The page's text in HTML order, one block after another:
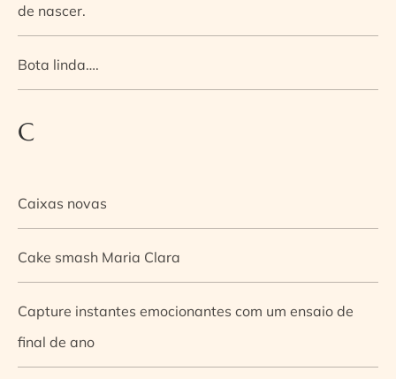
de nascer.
Bota linda….
C
Caixas novas
Cake smash Maria Clara
Capture instantes emocionantes com um ensaio de
final de ano